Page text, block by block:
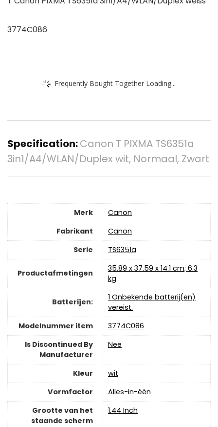
3774C086
Frequently Bought Together Loading...
Specification:Canon T PIXMA TS6351a
3in1/A4/WLAN/Duplex wit, Normaal, Zwart
Merk
‎Canon
Fabrikant
‎Canon
Serie
‎TS6351a
Productafmetingen
‎35.89 x 37.59 x 14.1 cm; 6.3
kg
Batterijen:
‎1 Onbekende batterij(en)
vereist.
Modelnummer item
‎3774C086
Is Discontinued By
Manufacturer
‎Nee
Kleur
‎wit
Vormfactor
‎Alles-in-één
Grootte van het
staande scherm
‎1.44 Inch